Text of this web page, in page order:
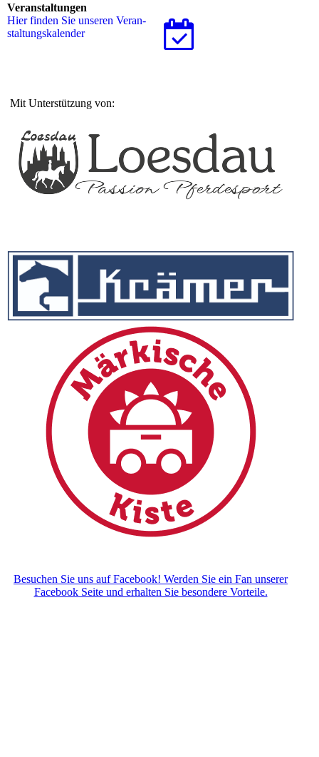
Veranstaltungen
Hier finden Sie unseren Ver­an­
stal­tungs­ka­len­der
Mit Unterstützung von:
Besuchen Sie uns auf Facebook! Werden Sie ein Fan unserer
Facebook Seite und erhalten Sie besondere Vorteile.